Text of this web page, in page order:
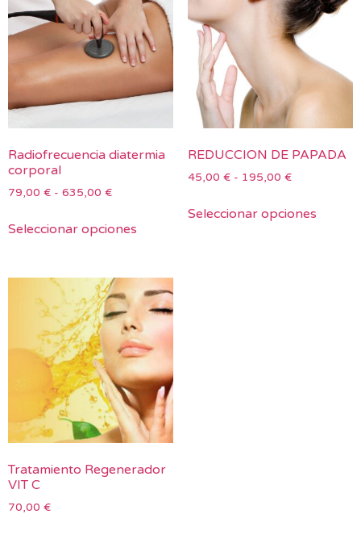
Radiofrecuencia diatermia
corporal
79,00 € - 635,00 €
Seleccionar opciones
REDUCCION DE PAPADA
45,00 € - 195,00 €
Seleccionar opciones
Tratamiento Regenerador
VIT C
70,00 €